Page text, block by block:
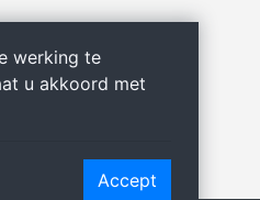
werking te
u akkoord met
Accept